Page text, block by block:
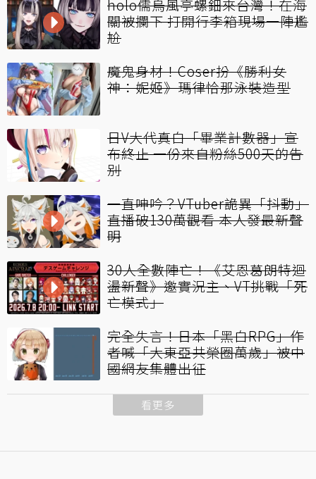
holo儒烏風亭螺鈿來台灣！在海
關被攔下 打開行李箱現場一陣尷
尬
魔鬼身材！Coser扮《勝利女
神：妮姬》瑪律恰那泳裝造型
日V大代真白「畢業計數器」宣
布終止 一份來自粉絲500天的告
別
一直呻吟？VTuber詭異「抖動」
直播破130萬觀看 本人發最新聲
明
30人全數陣亡！《艾恩葛朗特迴
盪新聲》邀實況主、VT挑戰「死
亡模式」
完全失言！日本「黑白RPG」作
者喊「大東亞共榮圈萬歲」被中
國網友集體出征
看更多